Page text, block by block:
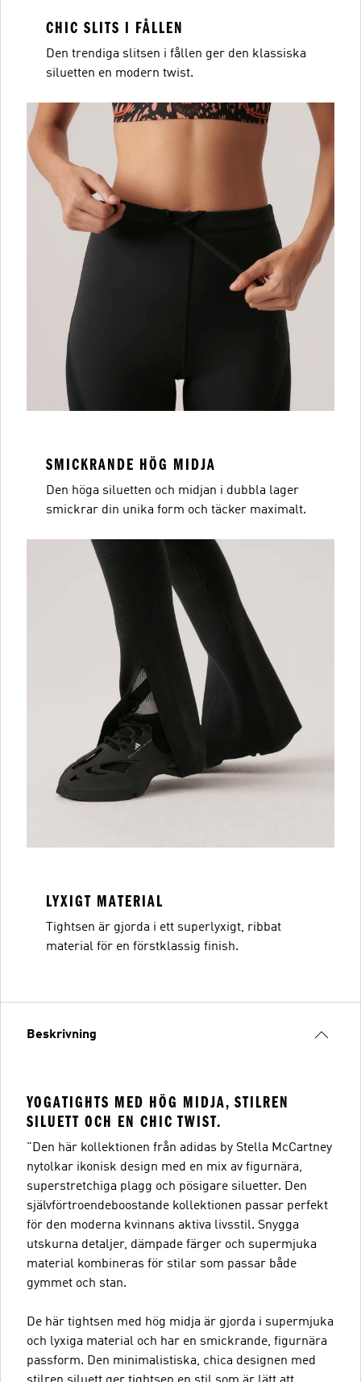
CHIC SLITS I FÅLLEN
Den trendiga slitsen i fållen ger den klassiska
siluetten en modern twist.
SMICKRANDE HÖG MIDJA
Den höga siluetten och midjan i dubbla lager
smickrar din unika form och täcker maximalt.
LYXIGT MATERIAL
Tightsen är gjorda i ett superlyxigt, ribbat
material för en förstklassig finish.
Beskrivning
YOGATIGHTS MED HÖG MIDJA, STILREN
SILUETT OCH EN CHIC TWIST.
"Den här kollektionen från adidas by Stella McCartney
nytolkar ikonisk design med en mix av figurnära,
superstretchiga plagg och pösigare siluetter. Den
självförtroendeboostande kollektionen passar perfekt
för den moderna kvinnans aktiva livsstil. Snygga
utskurna detaljer, dämpade färger och supermjuka
material kombineras för stilar som passar både
gymmet och stan.
De här tightsen med hög midja är gjorda i supermjuka
och lyxiga material och har en smickrande, figurnära
passform. Den minimalistiska, chica designen med